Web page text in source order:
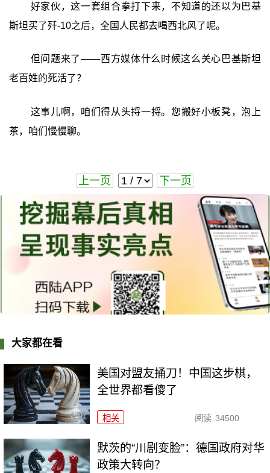
好家伙，这一套组合拳打下来，不知道的还以为巴基
斯坦买了歼-10之后，全国人民都去喝西北风了呢。
但问题来了——西方媒体什么时候这么关心巴基斯坦
老百姓的死活了？
这事儿啊，咱们得从头捋一捋。您搬好小板凳，泡上
茶，咱们慢慢聊。
上一页 下一页
大家都在看
美国对盟友捅刀！中国这步棋，
全世界都看傻了
相关 阅读 34500
默茨的“川剧变脸”：德国政府对华
政策大转向？